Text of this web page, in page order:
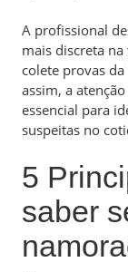
A profissional
mais discreta
colete provas
assim, a
essencial para
suspeitas no
5
saber